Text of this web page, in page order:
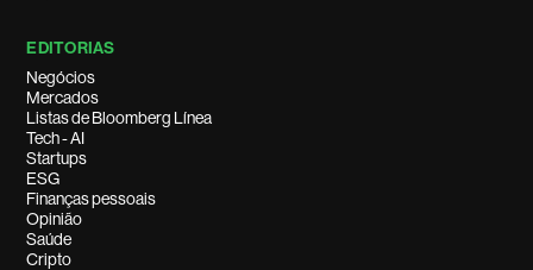
EDITORIAS
Negócios
Mercados
Listas de Bloomberg Línea
Tech - AI
Startups
ESG
Finanças pessoais
Opinião
Saúde
Cripto